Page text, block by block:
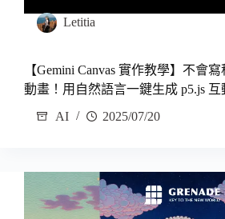
Letitia
【Gemini Canvas 實作教學】不會
動畫！用自然語言一鍵生成 p5.js 互
AI
2025/07/20